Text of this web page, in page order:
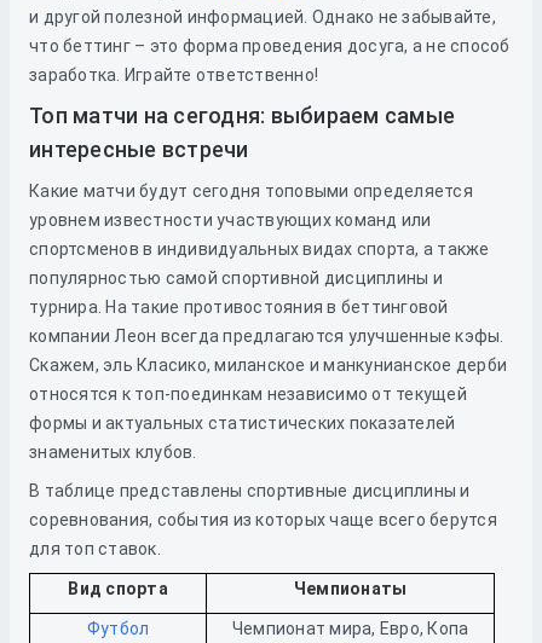
и другой полезной информацией. Однако не забывайте,
что беттинг – это форма проведения досуга, а не способ
заработка. Играйте ответственно!
Топ матчи на сегодня: выбираем самые
интересные встречи
Какие матчи будут сегодня топовыми определяется
уровнем известности участвующих команд или
спортсменов в индивидуальных видах спорта, а также
популярностью самой спортивной дисциплины и
турнира. На такие противостояния в беттинговой
компании Леон всегда предлагаются улучшенные кэфы.
Скажем, эль Класико, миланское и манкунианское дерби
относятся к топ-поединкам независимо от текущей
формы и актуальных статистических показателей
знаменитых клубов.
В таблице представлены спортивные дисциплины и
соревнования, события из которых чаще всего берутся
для топ ставок.
Вид спорта Чемпионаты
Футбол Чемпионат мира, Евро, Копа